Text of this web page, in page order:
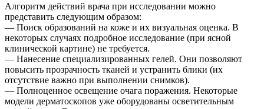
Алгоритм действий врача при исследовании можно
представить следующим образом:
— Поиск образований на коже и их визуальная оценка. В
некоторых случаях подробное исследование (при ясной
клинической картине) не требуется.
— Нанесение специализированных гелей. Они позволяют
повысить прозрачность тканей и устранить блики (их
отсутствие важно при выполнении снимков).
— Полноценное освещение очага поражения. Некоторые
модели дерматоскопов уже оборудованы осветительным